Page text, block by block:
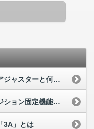
ハイジェニックアジャスターは他のアジャスターと何が違うのですか
ステンレス鋼製ラッチ・丸落しのポジション固定機能とは
3A」とは